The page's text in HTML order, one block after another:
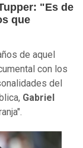
"Es de
que
de aquel
con los
del
Gabriel